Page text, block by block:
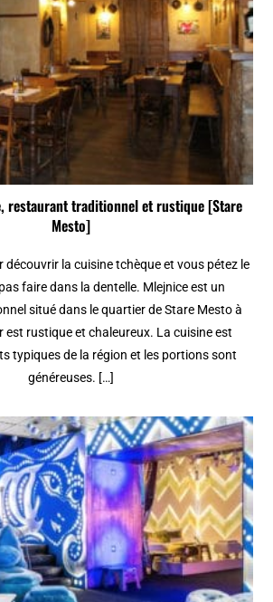
restaurant traditionnel et rustique [Stare
Mesto]
découvrir la cuisine tchèque et vous pétez le
faire dans la dentelle. Mlejnice est un
situé dans le quartier de Stare Mesto à
est rustique et chaleureux. La cuisine est
typiques de la région et les portions sont
généreuses. […]